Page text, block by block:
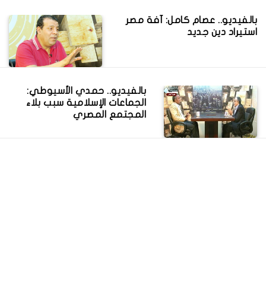
بالفيديو.. عصام كامل: آفة مصر
استيراد دين جديد
بالفيديو.. حمدي الأسيوطي:
الجماعات الإسلامية سبب بلاء
المجتمع المصري